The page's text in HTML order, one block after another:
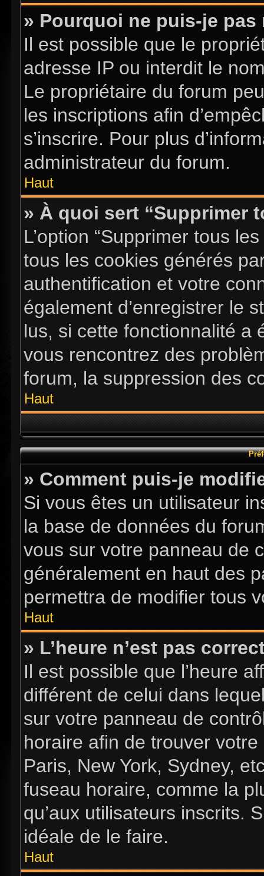
» Pourquoi ne puis-je pas
Il est possible que le
adresse IP ou interdit le
Le propriétaire du forum
les inscriptions afin
s’inscrire. Pour plus
administrateur du forum.
Haut
» À quoi sert “Supprimer
L’option “Supprimer tous
tous les cookies générés
authentification et votre
également d’enregistrer le
lus, si cette fonctionnalité a
vous rencontrez des
forum, la suppression des
Haut
» Comment puis-je
Si vous êtes un utilisateur
la base de données du
vous sur votre panneau de
généralement en haut des
permettra de modifier tous
Haut
» L’heure n’est pas
Il est possible que l’heure
différent de celui dans
sur votre panneau de
horaire afin de trouver
Paris, New York, Sydney,
fuseau horaire, comme la
qu’aux utilisateurs inscrits.
idéale de le faire.
Haut